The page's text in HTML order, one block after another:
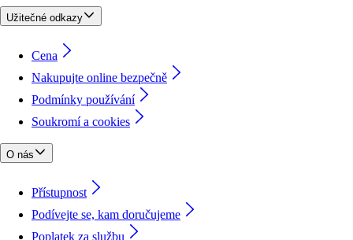
Užitečné odkazy
Cena
Nakupujte online bezpečně
Podmínky používání
Soukromí a cookies
O nás
Přístupnost
Podívejte se, kam doručujeme
Poplatek za službu